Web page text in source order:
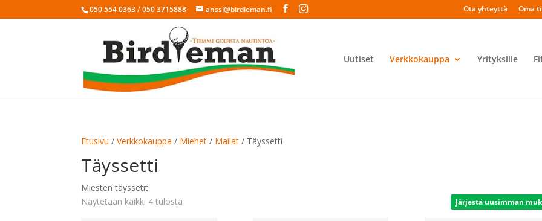
050 554 0363 / 050 3715888 anssi@birdieman.fi Ota yhteyttä Oma
Uutiset Verkkokauppa Yrityksille
Etusivu /Verkkokauppa / Miehet / Mailat / Täyssetti
Täyssetti
Miesten täyssetit
Näytetään kaikki 4 tulosta